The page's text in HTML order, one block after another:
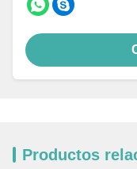
Productos